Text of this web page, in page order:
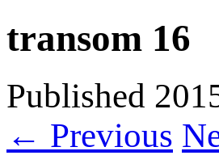
transom 16
Published
← Previous